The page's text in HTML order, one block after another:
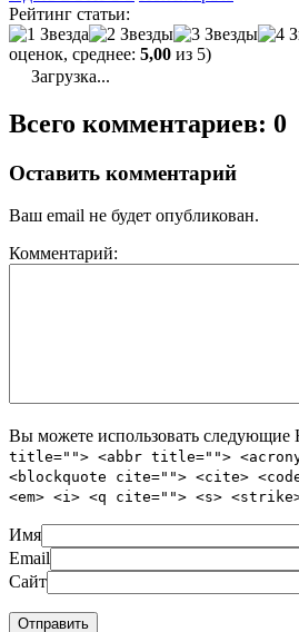
Рейтинг статьи:
оценок, среднее: 5,00 из 5)
Загрузка...
Всего комментариев: 0
Оставить комментарий
Ваш email не будет опубликован.
Комментарий:
Вы можете использовать следующие
title=""> <abbr title="">
<blockquote cite=""> <cite>
<em> <i> <q cite=""> <s>
Имя
Email
Сайт